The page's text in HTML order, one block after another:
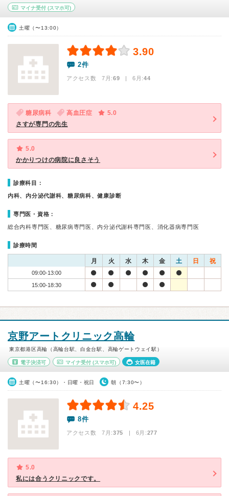
マイナ受付 (スマホ可)
土曜（〜13:00）
3.90
2件
アクセス数 7月:69 | 6月:44
糖尿病科 高血圧症
5.0
さすが専門の先生
5.0
かかりつけの病院に良さそう
診療科目：
内科、内分泌代謝科、糖尿病科、健康診断
専門医・資格：
総合内科専門医、糖尿病専門医、内分泌代謝科専門医、消化器病専門医
診療時間
月 火 水 木 金 土 日 祝
09:00-13:00
15:00-18:30
京野アートクリニック高輪
東京都港区高輪（高輪台駅、白金台駅、高輪ゲートウェイ駅）
電子決済可 マイナ受付(スマホ可) 女医在籍
土曜（〜16:30）・日曜・祝日 朝（7:30〜）
4.25
8件
アクセス数 7月:375 | 6月:277
5.0
私には合うクリニックです。